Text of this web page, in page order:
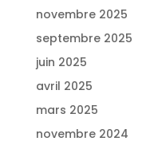
novembre 2025
septembre 2025
juin 2025
avril 2025
mars 2025
novembre 2024